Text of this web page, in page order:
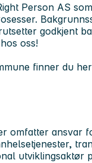
Person AS
godkjent
oss!
finner du
omfatter ansvar
utviklingsaktør